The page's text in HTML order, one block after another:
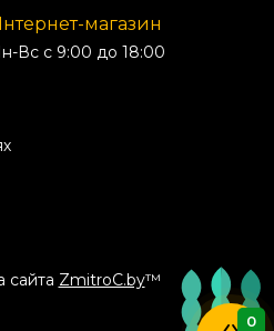
магазин
Вс с 9:00 до 18:00
сайта ZmitroC.by™
0